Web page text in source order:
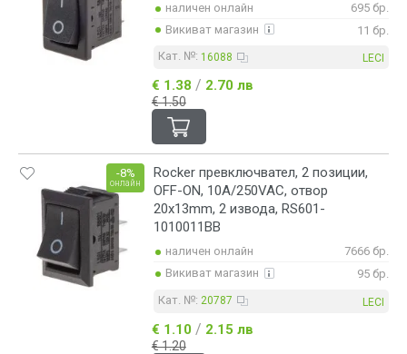
наличен онлайн
695 бр.
Викиват магазин
11 бр.
Кат. №: 16088 LECI
€ 1.38 / 2.70 лв
€ 1.50
Rocker превключвател, 2 позиции,
OFF-ON, 10A/250VAC, отвор
20x13mm, 2 извода, RS601-
1010011BB
-8%
онлайн
наличен онлайн
7666 бр.
Викиват магазин
95 бр.
Кат. №: 20787 LECI
€ 1.10 / 2.15 лв
€ 1.20